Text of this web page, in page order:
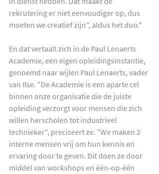
rekrutering er niet eenvoudiger op, dus
moeten we creatief zijn", aldus het duo."
En dat vertaalt zich in de Paul Lenaerts
Academie, een eigen opleidingsinstantie,
genoemd naar wijlen Paul Lenaerts, vader
van Ilse. "De Academie is een aparte cel
binnen onze organisatie die de juiste
opleiding verzorgt voor mensen die zich
willen herscholen tot industrieel
technieker", preciseert ze. "We maken 2
interne mensen vrij om hun kennis en
ervaring door te geven. Dit doen ze door
middel van workshops en één-op-één